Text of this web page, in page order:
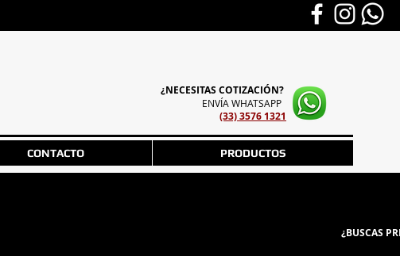
¿NECESITAS COTIZACIÓN?
ENVÍA WHATSAPP
(33) 3576 1321
CONTACTO PRODUCTOS
¿BUSCAS